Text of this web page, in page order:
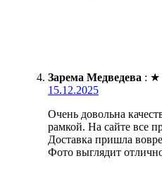
Зарема Медведева : ★
15.12.2025
Очень довольна
рамкой. На сайте все
Доставка пришла
Фото выглядит